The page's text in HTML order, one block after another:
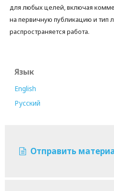
для любых целей, включая
на первичную публикацию и тип
распространяется работа.
Язык
English
Русский
Отправить